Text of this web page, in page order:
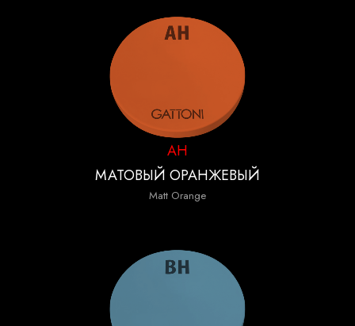
AH
МАТОВЫЙ ОРАНЖЕВЫЙ
Matt Orange